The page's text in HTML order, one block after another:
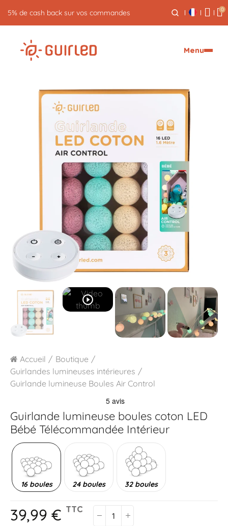
5% de cash back sur vos commandes 0
Menu
play_circle_outline
Accueil
Boutique
Guirlandes lumineuses intérieures
Guirlande lumineuse Boules Air Control
Guirlande lumineuse boules coton LED
Bébé Télécommandée Intérieur
16 boules 24 boules 32 boules
39,99 € TTC